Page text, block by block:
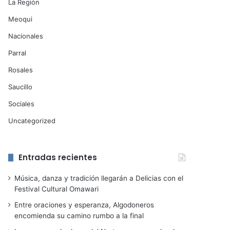
La Región
Meoqui
Nacionales
Parral
Rosales
Saucillo
Sociales
Uncategorized
Entradas recientes
Música, danza y tradición llegarán a Delicias con el
Festival Cultural Omawari
Entre oraciones y esperanza, Algodoneros
encomienda su camino rumbo a la final